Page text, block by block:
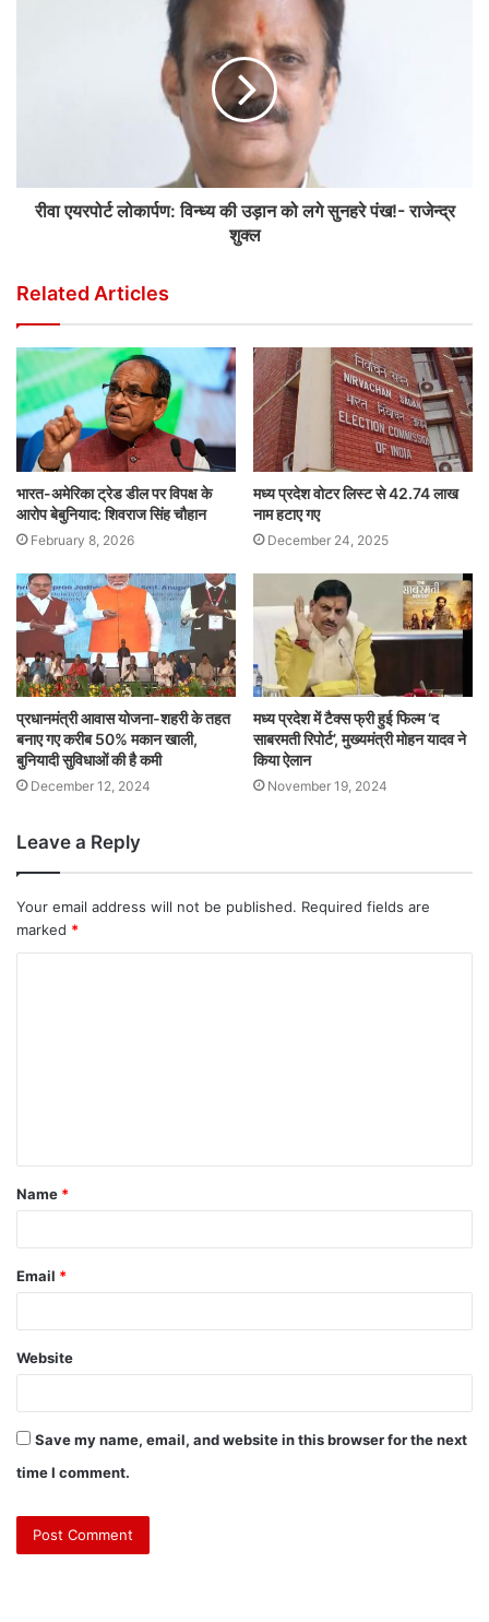
रीवा एयरपोर्ट लोकार्पण: विन्ध्य की उड़ान को लगे सुनहरे पंख!- राजेन्द्र
शुक्ल
Related Articles
भारत-अमेरिका ट्रेड डील पर विपक्ष के
आरोप बेबुनियाद: शिवराज सिंह चौहान
February 8, 2026
मध्य प्रदेश वोटर लिस्ट से 42.74 लाख
नाम हटाए गए
December 24, 2025
प्रधानमंत्री आवास योजना-शहरी के तहत
बनाए गए करीब 50% मकान खाली,
बुनियादी सुविधाओं की है कमी
December 12, 2024
मध्य प्रदेश में टैक्स फ्री हुई फिल्म ‘द
साबरमती रिपोर्ट’, मुख्यमंत्री मोहन यादव ने
किया ऐलान
November 19, 2024
Leave a Reply
Your email address will not be published. Required fields are
marked *
Name *
Email *
Website
Save my name, email, and website in this browser for the next
time I comment.